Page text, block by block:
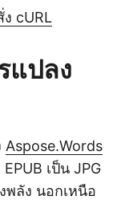
cURL
แปลง
Aspose.Words
เป็น JPG
พลัง นอกเหนือ